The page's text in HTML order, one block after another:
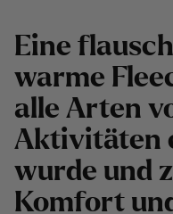
Eine
warme
alle Arten
Aktivitäten
wurde und
Komfort